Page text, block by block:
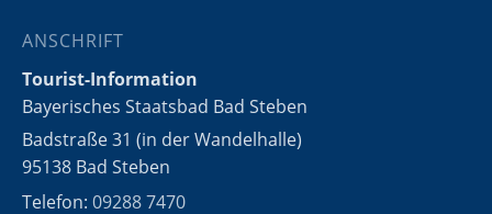
ANSCHRIFT
Tourist-Information
Bayerisches Staatsbad Bad Steben
Badstraße 31 (in der Wandelhalle)
95138 Bad Steben
Telefon: 09288 7470